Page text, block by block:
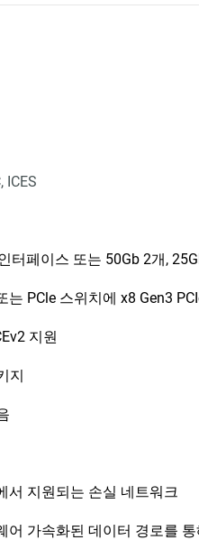
ICES
터페이스 또는 50Gb 2개,
는 PCle 스위치에 x8 Gen3
지원
지
서 지원되는 손실 네트워크
어 가속화된 데이터 경로를